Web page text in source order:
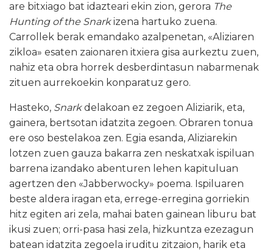
are bitxiago bat idazteari ekin zion, gerora The
Hunting of the Snarkizena hartuko zuena.
Carrollek berak emandako azalpenetan, «Aliziaren
zikloa» esaten zaionaren itxiera gisa aurkeztu zuen,
nahiz eta obra horrek desberdintasun nabarmenak
zituen aurrekoekin konparatuz gero.
Hasteko, Snarkdelakoan ez zegoen Aliziarik, eta,
gainera, bertsotan idatzita zegoen. Obraren tonua
ere oso bestelakoa zen. Egia esanda, Aliziarekin
lotzen zuen gauza bakarra zen neskatxak ispiluan
barrena izandako abenturen lehen kapituluan
agertzen den «Jabberwocky» poema. Ispiluaren
beste aldera iragan eta, errege-erregina gorriekin
hitz egiten ari zela, mahai baten gainean liburu bat
ikusi zuen; orri-pasa hasi zela, hizkuntza ezezagun
batean idatzita zegoela iruditu zitzaion, harik eta